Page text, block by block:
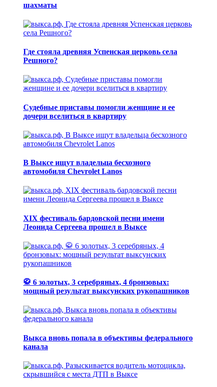
шахматы
Где стояла древняя Успенская церковь села
Решного?
Судебные приставы помогли женщине и ее
дочери вселиться в квартиру
В Выксе ищут владельца бесхозного
автомобиля Chevrolet Lanos
XIX фестиваль бардовской песни имени
Леонида Сергеева прошел в Выксе
🥋 6 золотых, 3 серебряных, 4 бронзовых:
мощный результат выксунских рукопашников
Выкса вновь попала в объективы федерального
канала